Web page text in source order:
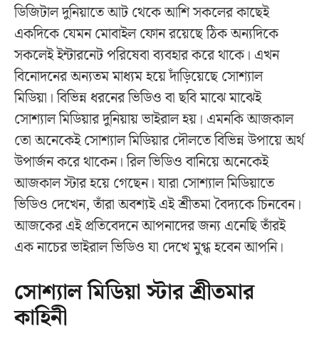
ডিজিটাল দুনিয়াতে আট থেকে আশি সকলের কাছেই
একদিকে যেমন মোবাইল ফোন রয়েছে ঠিক অন্যদিকে
সকলেই ইন্টারনেট পরিষেবা ব্যবহার করে থাকে। এখন
বিনোদনের অন্যতম মাধ্যম হয়ে দাঁড়িয়েছে সোশ্যাল
মিডিয়া। বিভিন্ন ধরনের ভিডিও বা ছবি মাঝে মাঝেই
সোশ্যাল মিডিয়ার দুনিয়ায় ভাইরাল হয়। এমনকি আজকাল
তো অনেকেই সোশ্যাল মিডিয়ার দৌলতে বিভিন্ন উপায়ে অর্থ
উপার্জন করে থাকেন। রিল ভিডিও বানিয়ে অনেকেই
আজকাল স্টার হয়ে গেছেন। যারা সোশ্যাল মিডিয়াতে
ভিডিও দেখেন, তাঁরা অবশ্যই এই শ্রীতমা বৈদ্যকে চিনবেন।
আজকের এই প্রতিবেদনে আপনাদের জন্য এনেছি তাঁরই
এক নাচের ভাইরাল ভিডিও যা দেখে মুগ্ধ হবেন আপনি।
সোশ্যাল মিডিয়া স্টার শ্রীতমার
কাহিনী